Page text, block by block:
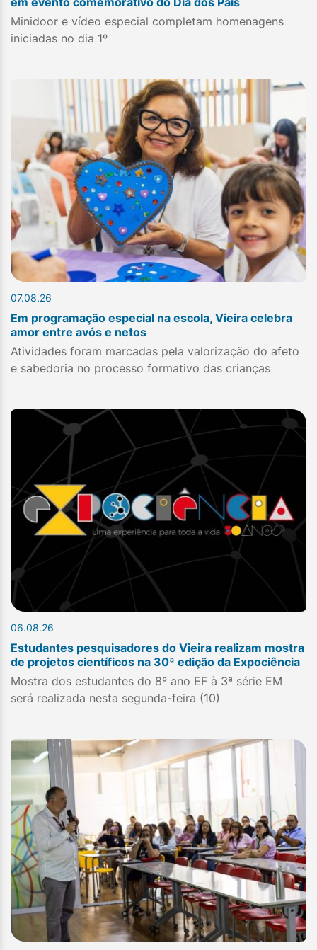
Minidoor e vídeo especial completam homenagens
iniciadas no dia 1º
07.08.26
Em programação especial na escola, Vieira celebra
amor entre avós e netos
Atividades foram marcadas pela valorização do afeto
e sabedoria no processo formativo das crianças
06.08.26
Estudantes pesquisadores do Vieira realizam mostra
de projetos científicos na 30ª edição da Expociência
Mostra dos estudantes do 8º ano EF à 3ª série EM
será realizada nesta segunda-feira (10)